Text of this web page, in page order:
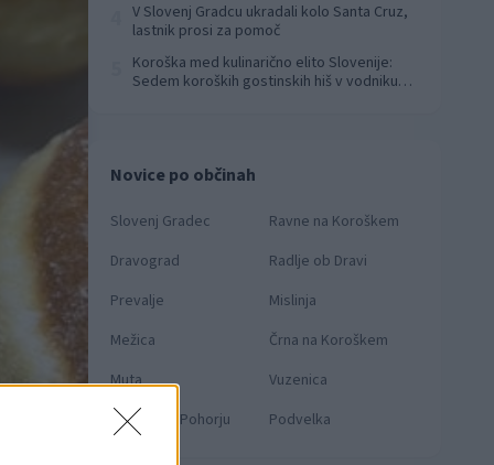
V Slovenj Gradcu ukradali kolo Santa Cruz,
lastnik prosi za pomoč
Koroška med kulinarično elito Slovenije:
Sedem koroških gostinskih hiš v vodniku
Novice po občinah
Slovenj Gradec
Ravne na Koroškem
Dravograd
Radlje ob Dravi
Prevalje
Mislinja
Mežica
Črna na Koroškem
Muta
Vuzenica
Ribnica na Pohorju
Podvelka